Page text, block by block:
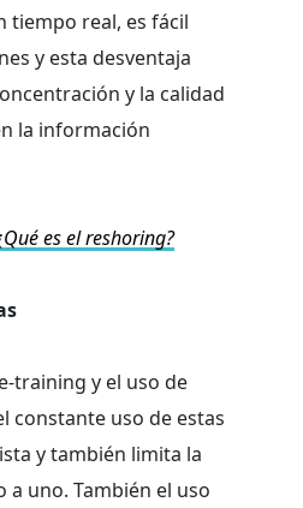
tiempo real, es fácil
y esta desventaja
y la calidad
la información
es el reshoring?
training y el uso de
constante uso de estas
y también limita la
a uno. También el uso